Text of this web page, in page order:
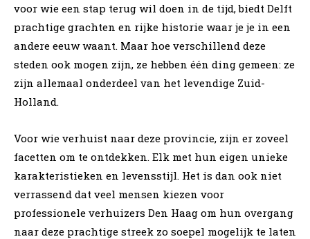
voor wie een stap terug wil doen in de tijd, biedt Delft
prachtige grachten en rijke historie waar je je in een
andere eeuw waant. Maar hoe verschillend deze
steden ook mogen zijn, ze hebben één ding gemeen: ze
zijn allemaal onderdeel van het levendige Zuid-
Holland.
Voor wie verhuist naar deze provincie, zijn er zoveel
facetten om te ontdekken. Elk met hun eigen unieke
karakteristieken en levensstijl. Het is dan ook niet
verrassend dat veel mensen kiezen voor
professionele verhuizers Den Haag om hun overgang
naar deze prachtige streek zo soepel mogelijk te laten